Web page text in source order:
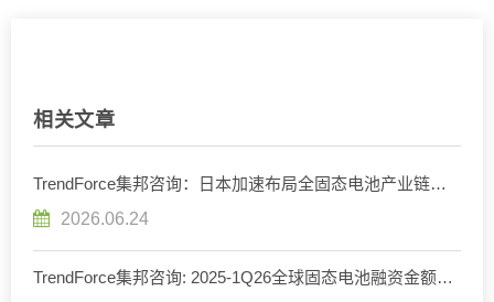
相关文章
TrendForce集邦咨询：日本加速布局全固态电池产业链，
2026.06.24
TrendForce集邦咨询: 2025-1Q26全球固态电池融资金额破